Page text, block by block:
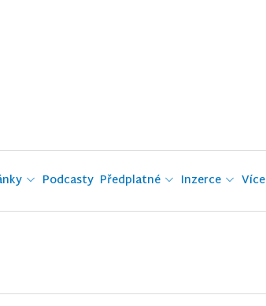
Podcasty Předplatné Inzerce Více